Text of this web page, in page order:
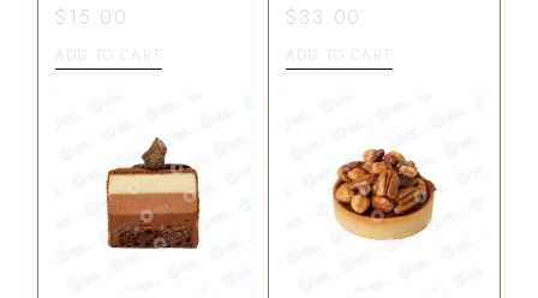
$ 15.00 $33.00